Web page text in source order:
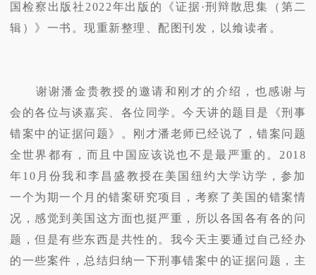
国检察出版社2022年出版的《证据·刑辩散思集（第二
辑）》一书。现重新整理、配图刊发，以飨读者。
谢谢潘金贵教授的邀请和刚才的介绍，也感谢与
会的各位与谈嘉宾、各位同学。今天讲的题目是《刑事
错案中的证据问题》。刚才潘老师已经说了，错案问题
全世界都有，而且中国应该说也不是最严重的。2018
年10月份我和李昌盛教授在美国纽约大学访学，参加
一个为期一个月的错案研究项目，考察了美国的错案情
况，感觉到美国这方面也挺严重，所以各国各有各的问
题，但是有些东西是共性的。我今天主要通过自己经办
的一些案件，总结归纳一下刑事错案中的证据问题，主